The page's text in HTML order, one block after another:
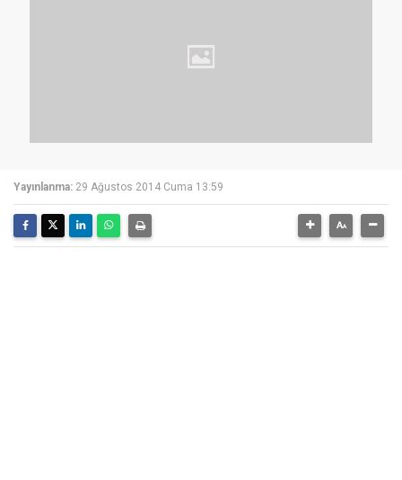
Yayınlanma: 29 Ağustos 2014 Cuma 13:59